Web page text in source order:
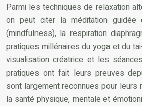
Parmi les techniques de relaxation
on peut citer la méditation guidée
(mindfulness), la respiration
pratiques millénaires du yoga et du
visualisation créatrice et les
pratiques ont fait leurs preuves
sont largement reconnues pour leurs
la santé physique, mentale et